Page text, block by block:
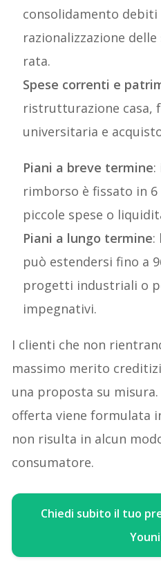
consolidamento debiti
razionalizzazione delle
rata.
Spese correnti e
ristrutturazione casa,
universitaria e
Piani a breve termine:
rimborso è fissato in
piccole spese o
Piani a lungo termine:
può estendersi fino a
progetti industriali o
impegnativi.
I clienti che non
massimo merito
una proposta su misura.
offerta viene formulata
non risulta in alcun
consumatore.
Chiedi subito il tuo